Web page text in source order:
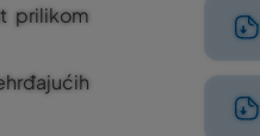
prilikom